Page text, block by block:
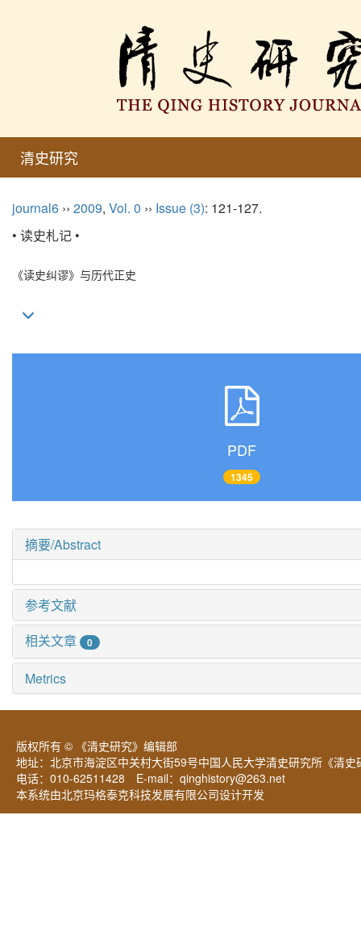
清史研究
journal6 ›› 2009, Vol. 0 ›› Issue (3): 121-127.
• 读史札记 •
《读史纠谬》与历代正史
PDF
1345
摘要/Abstract
参考文献
相关文章
0
Metrics
版权所有 © 《清史研究》编辑部
地址：北京市海淀区中关村大街59号中国人民大学清史研究所《
电话：010-62511428 E-mail： qinghistory@263.net
本系统由北京玛格泰克科技发展有限公司设计开发